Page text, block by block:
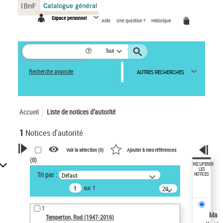
Espace personnel Aide Une question ? Historique
Tout
Recherche avancée AUTRES RECHERCHES
Accueil Liste de notices d’autorité
1 Notices d'autorité
VOTRE RECHERCHE
Recherche avancée dans les
notices d’autorité
Œuvres liées à l'auteur :
Temperton, Rod (1947-2016)
Voir la sélection (0) Ajouter à mes références
(0)
Tri par : Défaut
sur 1
20
résultats/page
1
Temperton, Rod (1947-2016)
RÉCUPÉRER
LES
NOTICES
Ma
Panneau de gestion des cookies